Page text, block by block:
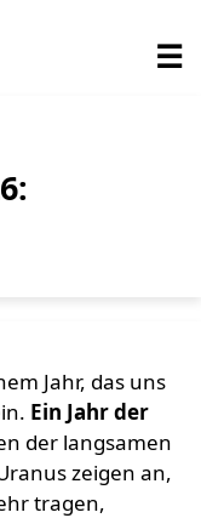
Jahr, das uns
Ein Jahr der
der langsamen
zeigen an,
tragen,
☰